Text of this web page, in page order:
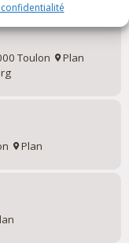
Toulon
Plan
Plan